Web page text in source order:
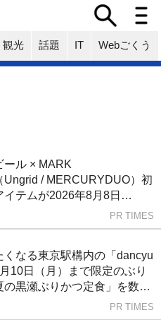
観光 話題 IT Webごくう
ール × MARK
Ungrid / MERCURYDUO）初
イテムが2026年8月8日
数量限定で発売開始！PR TIMES
くなる東京駅構内の「dancyu
10日（月）まで限定のぶり
の黒瀬ぶりかつ定食」を数量
ぶりかつ、梅しそフライ、コ
身を一度に。
PR TIMES